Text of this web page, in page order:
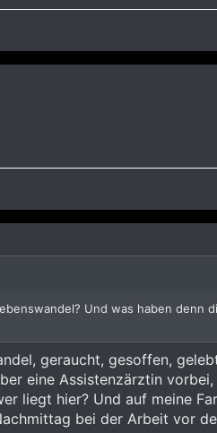
Und was haben denn
geraucht, gesoffen,
eine Assistenzärztin
liegt hier? Und auf meine
bei der Arbeit vor